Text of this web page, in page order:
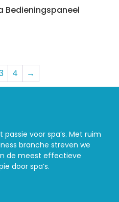
Bedieningspaneel
4 →
voor spa’s. Met ruim
branche streven we
de meest effectieve
door spa’s.